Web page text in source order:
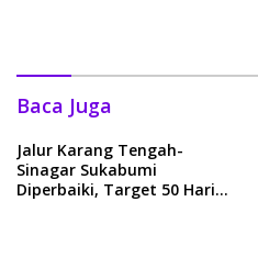
Baca Juga
Jalur Karang Tengah-
Sinagar Sukabumi
Diperbaiki, Target 50 Hari